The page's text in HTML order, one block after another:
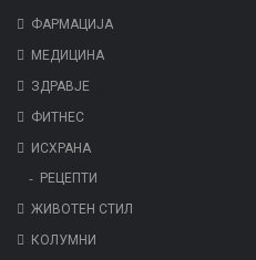
ФАРМАЦИЈА
МЕДИЦИНА
ЗДРАВЈЕ
ФИТНЕС
ИСХРАНА
РЕЦЕПТИ
ЖИВОТЕН СТИЛ
КОЛУМНИ